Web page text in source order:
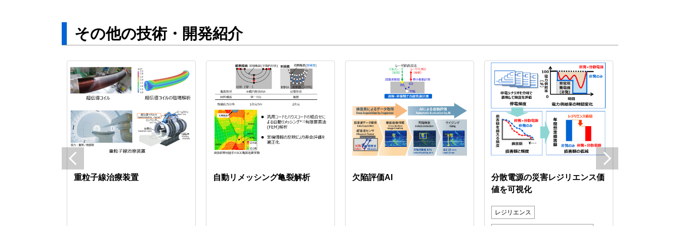
その他の技術・開発紹介
重粒子線治療装置 自動リメッシング亀裂解析 欠陥評価AI
分散電源の災害レジリエンス価
値を可視化
レジリエンス